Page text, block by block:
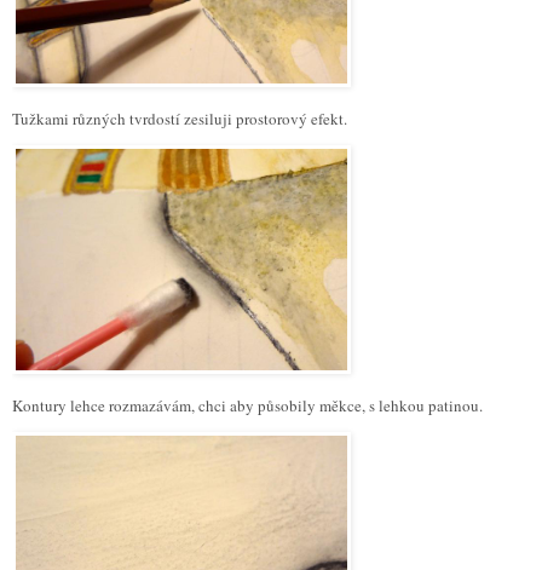
Tužkami různých tvrdostí zesiluji prostorový efekt.
Kontury lehce rozmazávám, chci aby působily měkce, s lehkou patinou.